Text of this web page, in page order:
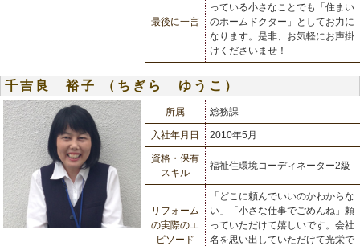
最後に一言
っている小さなことでも「住まい
のホームドクター」としてお力に
なります。是非、お気軽にお声掛
けくださいませ！
千吉良 裕子 （ちぎら ゆうこ）
所属 総務課
入社年月日 2010年5月
資格・保有
スキル
福祉住環境コーディネーター2級
リフォーム
の実際のエ
ピソード
「どこに頼んでいいのかわからな
い」「小さな仕事でごめんね」頼
っていただけて嬉しいです。会社
名を思い出していただけて光栄で